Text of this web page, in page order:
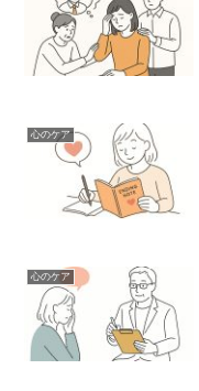
心のケア
心のケア